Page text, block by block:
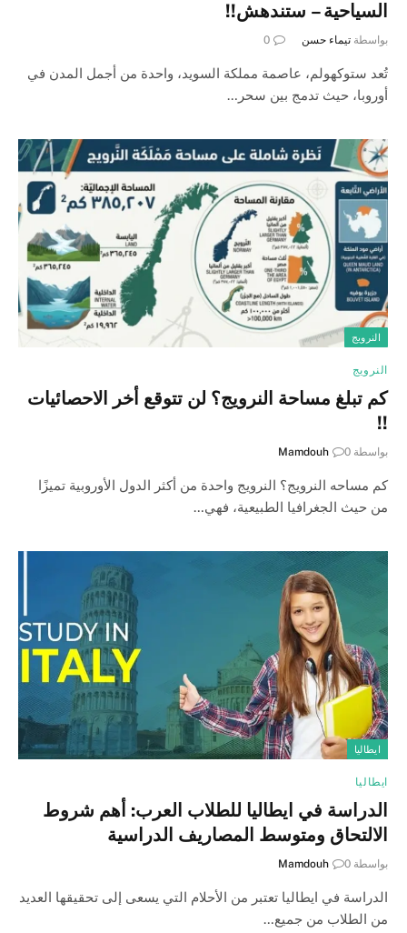
السياحية – ستندهش!!
بواسطة تيماء حسن 0
تُعد ستوكهولم، عاصمة مملكة السويد، واحدة من أجمل المدن في
أوروبا، حيث تدمج بين سحر…
النرويج
النرويج
كم تبلغ مساحة النرويج؟ لن تتوقع أخر الاحصائيات
!!
بواسطة Mamdouh 0
كم مساحه النرويج؟ النرويج واحدة من أكثر الدول الأوروبية تميزًا
من حيث الجغرافيا الطبيعية، فهي…
ايطاليا
ايطاليا
الدراسة في ايطاليا للطلاب العرب: أهم شروط
الالتحاق ومتوسط المصاريف الدراسية
بواسطة Mamdouh 0
الدراسة في ايطاليا تعتبر من الأحلام التي يسعى إلى تحقيقها العديد
من الطلاب من جميع…